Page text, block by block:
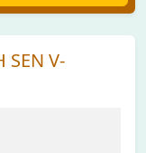
SEN V-